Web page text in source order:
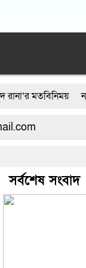
নবীনগরে
গ্রামে তিন
প্রশংসায় ভাসছেন
সর্বশেষ সংবাদ